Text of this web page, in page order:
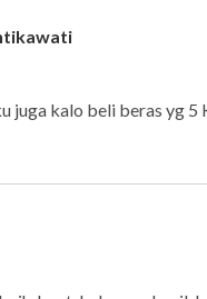
juga kalo beli beras yg 5